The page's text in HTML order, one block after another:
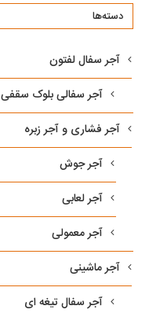
دسته‌ها
آجر سفال لفتون
آجر سفالی بلوک سقفی
آجر فشاری و آجر زبره
آجر جوش
آجر لعابی
آجر معمولی
آجر ماشینی
آجر سفال تیغه ای